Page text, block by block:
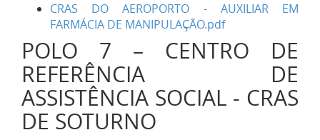
CRAS DO AEROPORTO - AUXILIAR EM
FARMÁCIA DE MANIPULAÇÃO.pdf
POLO 7 – CENTRO DE
REFERÊNCIA DE
ASSISTÊNCIA SOCIAL - CRAS
DE SOTURNO